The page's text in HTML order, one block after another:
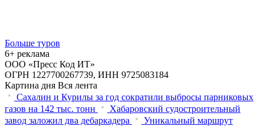
Больше туров
6+ реклама
ООО «Пресс Код ИТ»
ОГРН 1227700267739, ИНН 9725083184
Картина дня Вся лента
Сахалин и Курилы за год сократили выбросы парниковых
газов на 142 тыс. тонн
Хабаровский судостроительный
завод заложил два дебаркадера
Уникальный маршрут